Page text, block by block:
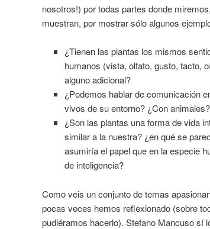
nosotros!) por todas partes donde
muestran, por mostrar sólo algunos
¿Tienen las plantas los mismos
humanos (vista, olfato, gusto, tacto,
alguno adicional?
¿Podemos hablar de comunicación
vivos de su entorno? ¿Con
¿Son las plantas una forma de vida
similar a la nuestra? ¿en qué se
asumiría el papel que en la especie
de inteligencia?
Como veis un conjunto de temas
pocas veces hemos reflexionado (sobre
pudiéramos hacerlo). Stefano Mancuso sí